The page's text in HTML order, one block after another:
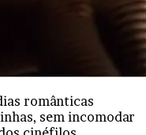
românticas
sem incomodar